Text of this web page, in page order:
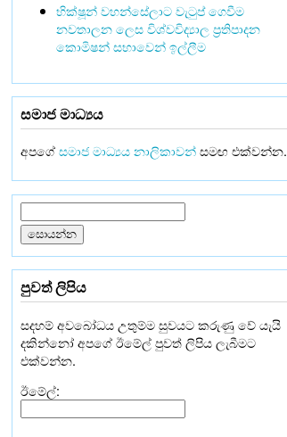
භික්ෂූන් වහන්සේලාට වැටුප් ගෙවීම
නවතාලන ලෙස විශ්වවිද්‍යාල ප්‍රතිපාදන
කොමිෂන් සභාවෙන් ඉල්ලීම
සමාජ මාධ්‍යය
අපගේසමාජ මාධ්‍යය නාලිකාවන්සමඟ එක්වන්න.
පුවත් ලිපිය
සදහම් අවබෝධය උතුම්ම සුවයට කරුණු වේ යැයි
දකින්නෝ අපගේ ඊමේල් පුවත් ලිපිය ලැබීමට
එක්වන්න.
ඊමේල්: